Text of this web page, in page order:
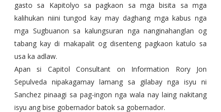
gasto sa Kapitolyo sa pagkaon sa mga bisita sa mga
kalihukan niini tungod kay may daghang mga kabus nga
mga Sugbuanon sa kalungsuran nga nanginahanglan og
tabang kay di makapalit og disenteng pagkaon katulo sa
usa ka adlaw.
Apan si Capitol Consultant on Information Rory Jon
Sepulveda nipakagamay lamang sa gilabay nga isyu ni
Sanchez pinaagi sa pag-ingon nga wala nay laing nakitang
isyu ang bise gobernador batok sa gobernador.